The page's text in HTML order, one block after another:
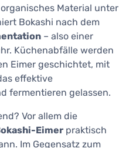
Material unter
Bokashi nach dem
– also einer
Küchenabfälle werden
Eimer geschichtet, mit
effektive
fermentieren gelassen.
Vor allem die
Eimer praktisch
Im Gegensatz zum